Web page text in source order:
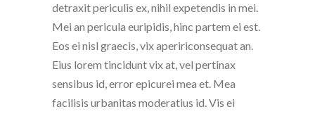
detraxit periculis ex, nihil expetendis in mei.
Mei an pericula euripidis, hinc partem ei est.
Eos ei nisl graecis, vix apeririconsequat an.
Eius lorem tincidunt vix at, vel pertinax
sensibus id, error epicurei mea et. Mea
facilisis urbanitas moderatius id. Vis ei